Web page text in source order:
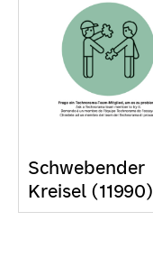
Schwebender
Kreisel (11990)